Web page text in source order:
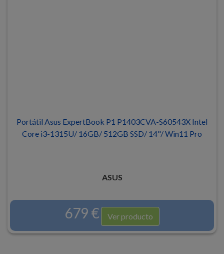
Portátil Asus ExpertBook P1 P1403CVA-S60543X Intel
Core i3-1315U/ 16GB/ 512GB SSD/ 14"/ Win11 Pro
ASUS
679 € Ver producto